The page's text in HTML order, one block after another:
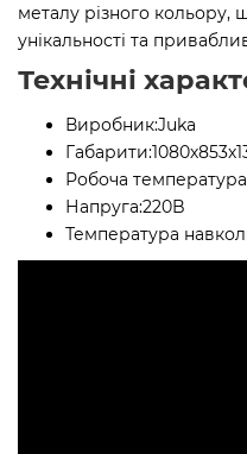
металу різного кольору,
унікальності та
Технічні
Виробник:Juka
Габарити:
Робоча
Напруга:220B
Температура